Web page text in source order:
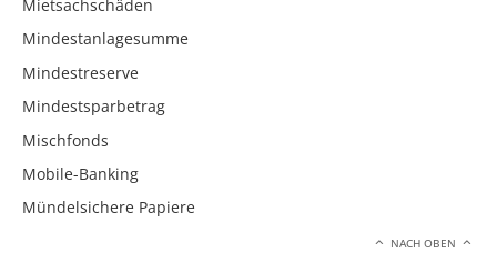
Mietsachschäden
Mindestanlagesumme
Mindestreserve
Mindestsparbetrag
Mischfonds
Mobile-Banking
Mündelsichere Papiere
NACH OBEN